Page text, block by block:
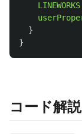
LINEWORKS
}
}
コード解説